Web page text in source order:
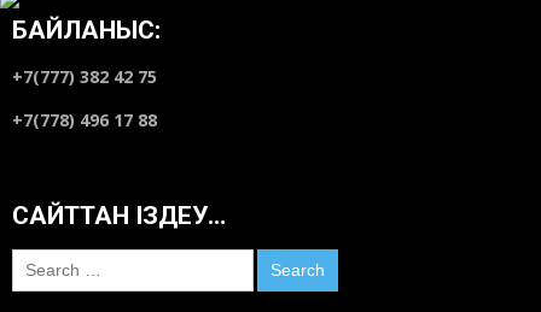
БАЙЛАНЫС:
+7(777) 382 42 75
+7(778) 496 17 88
САЙТТАН ІЗДЕУ…
Search
for: